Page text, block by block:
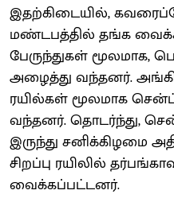
இதற்கிடையில்,
மண்டபத்தில் தங்க
பேருந்துகள் மூலமாக,
அழைத்து வந்தனர்.
ரயில்கள் மூலமாக
வந்தனர். தொடர்ந்து,
இருந்து சனிக்கிழமை
சிறப்பு ரயிலில்
வைக்கப்பட்டனர்.